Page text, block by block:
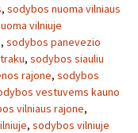
, sodybos nuoma vilniaus
vilniuje
, sodybos panevezio
, sodybos siauliu
rajone, sodybos
vestuvems kauno
vilniaus rajone,
, sodybos vilniuje